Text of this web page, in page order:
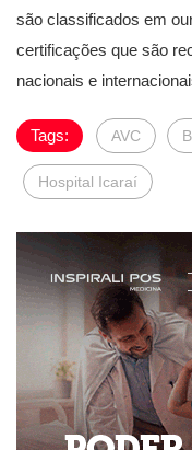
são classificados em
certificações que são
nacionais e
Tags: AVC
Hospital Icaraí